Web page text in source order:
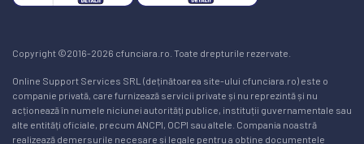
Copyright ©2016-2026 cfunciara.ro. Toate drepturile rezervate.
Online Support Services SRL (deținătoarea site-ului cfunciara.ro) este o
companie privată, care furnizează servicii private și nu reprezintă și nu
acționează în numele niciunei autorități publice, instituții guvernamentale sau
alte entități oficiale, precum ANCPI, OCPI sau altele. Compania noastră
realizează demersurile necesare și legale pentru a obține documentele